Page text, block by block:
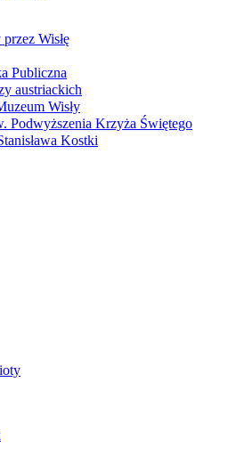
Wisłę
Publiczna
austriackich
Wisły
Podwyższenia Krzyża Świętego
Kostki